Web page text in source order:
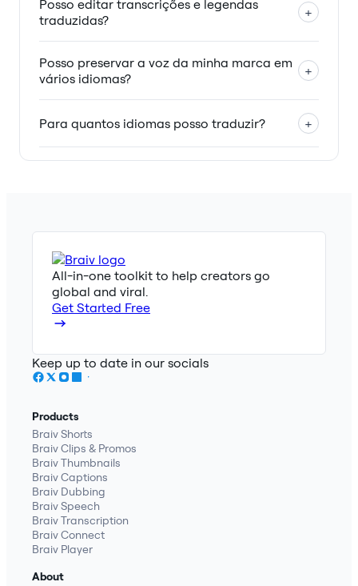
Posso editar transcrições e legendas
traduzidas?
+
Posso preservar a voz da minha marca em
vários idiomas?
+
Para quantos idiomas posso traduzir? +
All-in-one toolkit to help creators go
global and viral.
Get Started Free
Keep up to date in our socials
Products
Braiv Shorts
Braiv Clips & Promos
Braiv Thumbnails
Braiv Captions
Braiv Dubbing
Braiv Speech
Braiv Transcription
Braiv Connect
Braiv Player
About